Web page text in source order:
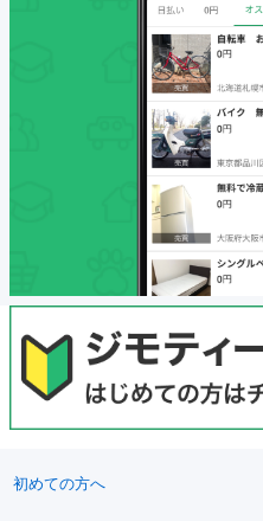
初めての方へ